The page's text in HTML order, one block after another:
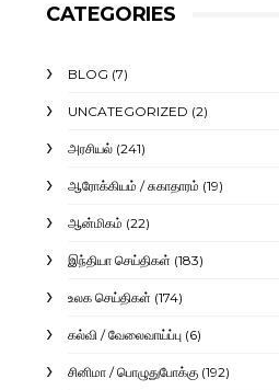
CATEGORIES
BLOG (7)
UNCATEGORIZED (2)
அரசியல் (241)
ஆரோக்கியம் / சுகாதாரம் (19)
ஆன்மிகம் (22)
இந்தியா செய்திகள் (183)
உலக செய்திகள் (174)
கல்வி / வேலைவாய்ப்பு (6)
சினிமா / பொழுதுபோக்கு (192)
தமிழ்நாடு செய்திகள்